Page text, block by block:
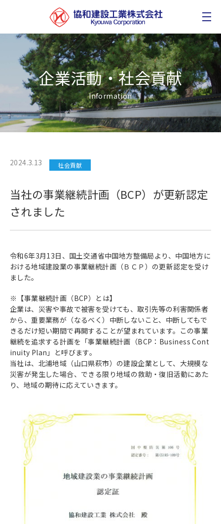
企業活動・社会貢献
Information
2024.3.13 社会貢献
当社の事業継続計画（BCP）が更新認定
されました
令和6年3月13日、国土交通省中国地方整備局より、中国地方に
おける地域建設業の事業継続計画（ＢＣＰ）の更新認定を受け
ました。
※【事業継続計画（BCP）とは】
企業は、災害や事故で被害を受けても、取引先等の利害関係者
から、重要業務が（なるべく）中断しないこと、中断してもで
きるだけ短い期間で再開することが望まれています。この事業
継続を追求する計画を「事業継続計画（BCP：Business Cont
inuity Plan」と呼びます。
当社は、北浦地域（山口県萩市）の建設企業として、大規模な
災害が発生した場合、できる限り地域の救助・復旧活動にあた
り、地域の期待に応えていきます。